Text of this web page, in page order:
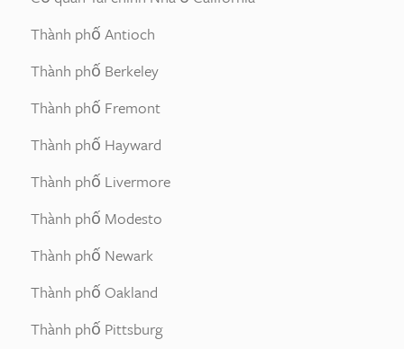
Thành phố Antioch
Thành phố Berkeley
Thành phố Fremont
Thành phố Hayward
Thành phố Livermore
Thành phố Modesto
Thành phố Newark
Thành phố Oakland
Thành phố Pittsburg